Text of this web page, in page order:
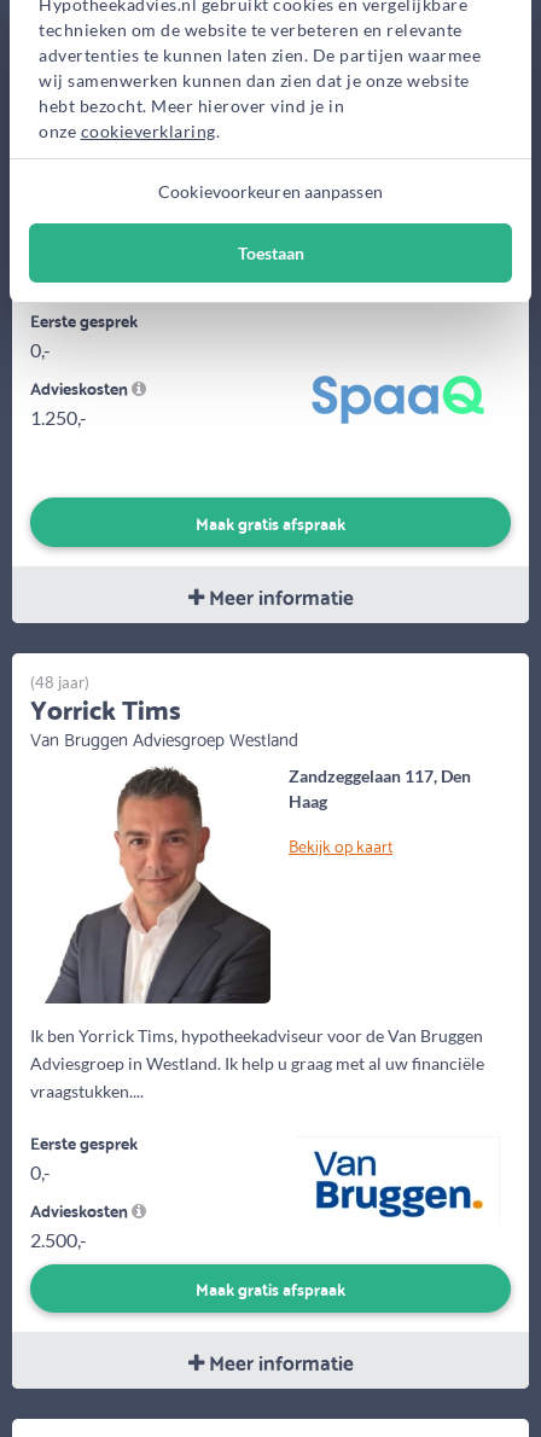
technieken om de website te verbeteren en relevante
advertenties te kunnen laten zien. De partijen waarmee
wij samenwerken kunnen dan zien dat je onze website
hebt bezocht. Meer hierover vind je in
onze cookieverklaring.
Cookievoorkeuren aanpassen
Toestaan
Bekijk op kaart
Eerste gesprek
0,-
Advieskosten
1.250,-
Maak gratis afspraak
Meer informatie
Zandzeggelaan 117, Den
Haag
Bekijk op kaart
Ik ben Yorrick Tims, hypotheekadviseur voor de Van Bruggen
Adviesgroep in Westland. Ik help u graag met al uw financiële
vraagstukken....
(48 jaar)
Yorrick Tims
Van Bruggen Adviesgroep Westland
Eerste gesprek
0,-
Advieskosten
2.500,-
Maak gratis afspraak
Meer informatie